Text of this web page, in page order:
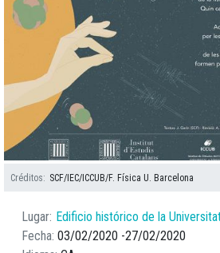
Créditos SCF/IEC/ICCUB/F. Física U. Barcelona
Lugar Edificio histórico de la
Fecha 03/02/2020 27/02/2020